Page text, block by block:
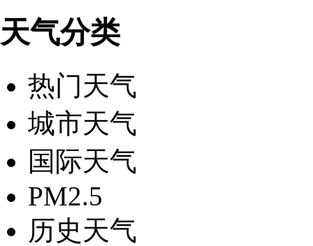
天气分类
热门天气
城市天气
国际天气
PM2.5
历史天气